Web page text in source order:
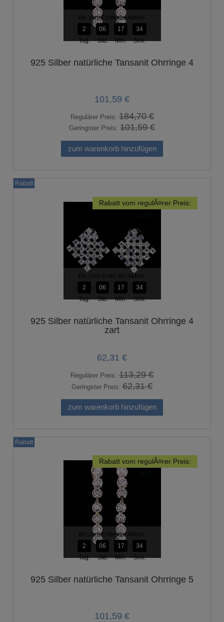
Bis zum Ende der Aktion:
2
Tag.
06
Std.
17
Min.
33
Sek.
925 Silber natürliche Tansanit Ohrringe 4
101,59 €
Regulärer Preis:184,70 €
Geringster Preis: 101,59 €
zum warenkorb hinzufügen
Rabatt vom regulÃ¤rer Preis:
Bis zum Ende der Aktion:
2
Tag.
06
Std.
17
Min.
33
Sek.
925 Silber natürliche Tansanit Ohrringe 4
zart
62,31 €
Regulärer Preis: 113,29 €
Geringster Preis: 62,31 €
zum warenkorb hinzufügen
Rabatt
Rabatt vom regulÃ¤rer Preis:
Bis zum Ende der Aktion:
2
Tag.
06
Std.
17
Min.
33
Sek.
925 Silber natürliche Tansanit Ohrringe 5
101,59 €
Rabatt